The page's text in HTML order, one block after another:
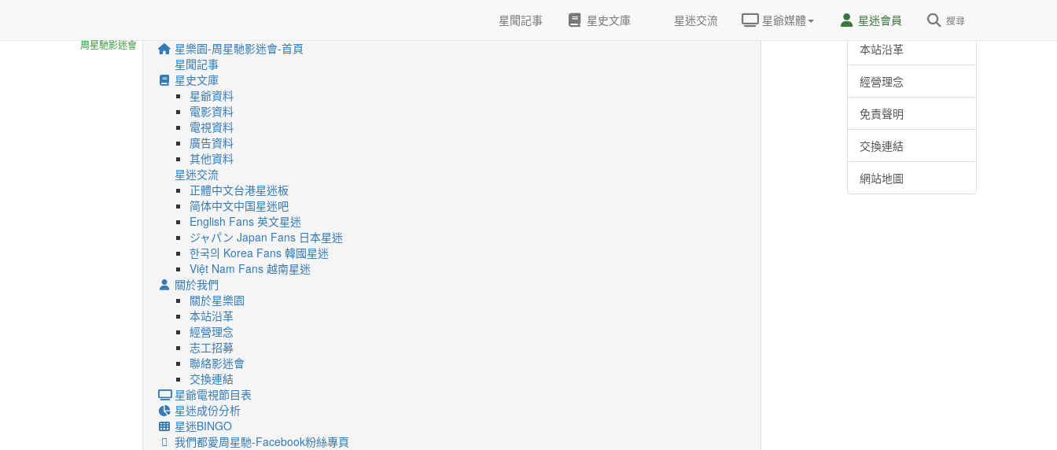
周星馳影迷會
星聞記事 星史文庫 星迷交流 星爺媒體 星迷會員 搜尋
星樂園-周星馳影迷會-首頁
星聞記事
星史文庫
星爺資料
電影資料
電視資料
廣告資料
其他資料
星迷交流
正體中文台港星迷板
简体中文中国星迷吧
English Fans 英文星迷
ジャパン Japan Fans 日本星迷
한국의 Korea Fans 韓國星迷
Việt Nam Fans 越南星迷
關於我們
關於星樂園
本站沿革
經營理念
志工招募
聯絡影迷會
交換連結
星爺電視節目表
星迷成份分析
星迷BINGO
我們都愛周星馳-Facebook粉絲專頁
關於我們
本站沿革
經營理念
免責聲明
交換連結
網站地圖